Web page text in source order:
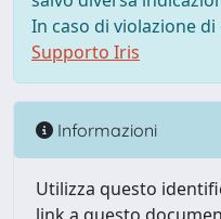
In caso di violazione
Supporto Iris
Informazioni
Utilizza questo